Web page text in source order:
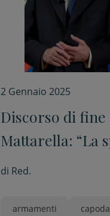
2 Gennaio 2025
Discorso di fine
Mattarella: “La
noi, il nostro
di Red.
armamenti